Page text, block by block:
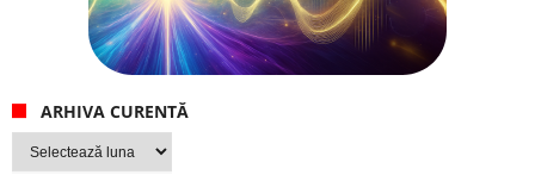
ARHIVA CURENTĂ
Arhiva
curentă